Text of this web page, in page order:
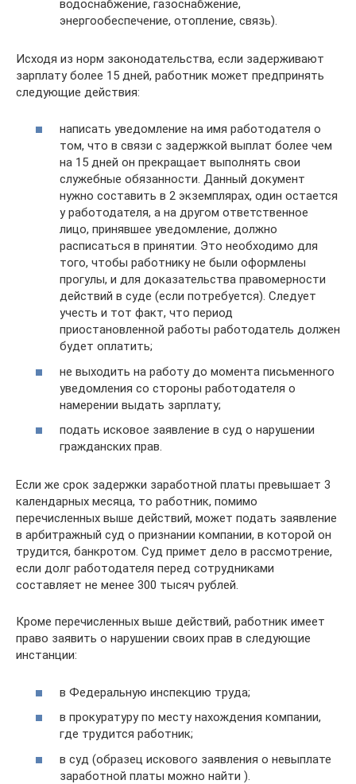
водоснабжение, газоснабжение,
энергообеспечение, отопление, связь).
Исходя из норм законодательства, если задерживают
зарплату более 15 дней, работник может предпринять
следующие действия:
написать уведомление на имя работодателя о
том, что в связи с задержкой выплат более чем
на 15 дней он прекращает выполнять свои
служебные обязанности. Данный документ
нужно составить в 2 экземплярах, один остается
у работодателя, а на другом ответственное
лицо, принявшее уведомление, должно
расписаться в принятии. Это необходимо для
того, чтобы работнику не были оформлены
прогулы, и для доказательства правомерности
действий в суде (если потребуется). Следует
учесть и тот факт, что период
приостановленной работы работодатель должен
будет оплатить;
не выходить на работу до момента письменного
уведомления со стороны работодателя о
намерении выдать зарплату;
подать исковое заявление в суд о нарушении
гражданских прав.
Если же срок задержки заработной платы превышает 3
календарных месяца, то работник, помимо
перечисленных выше действий, может подать заявление
в арбитражный суд о признании компании, в которой он
трудится, банкротом. Суд примет дело в рассмотрение,
если долг работодателя перед сотрудниками
составляет не менее 300 тысяч рублей.
Кроме перечисленных выше действий, работник имеет
право заявить о нарушении своих прав в следующие
инстанции:
в Федеральную инспекцию труда;
в прокуратуру по месту нахождения компании,
где трудится работник;
в суд (образец искового заявления о невыплате
заработной платы можно найти ).